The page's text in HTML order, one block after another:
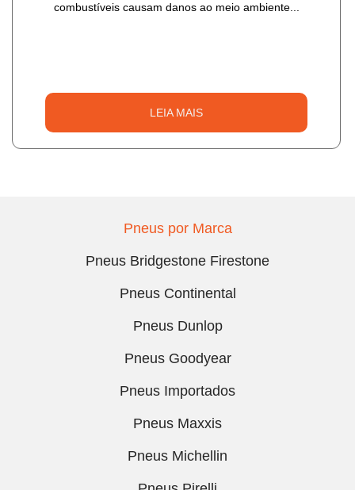
combustíveis causam danos ao meio ambiente...
LEIA MAIS
Pneus por Marca
Pneus Bridgestone Firestone
Pneus Continental
Pneus Dunlop
Pneus Goodyear
Pneus Importados
Pneus Maxxis
Pneus Michellin